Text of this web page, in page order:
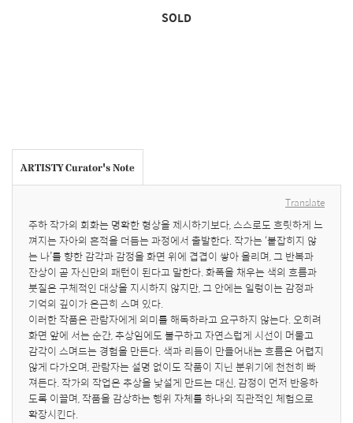
SOLD
ARTISTY Curator's Note
Translate
주하 작가의 회화는 명확한 형상을 제시하기보다, 스스로도 흐릿하게 느
껴지는 자아의 흔적을 더듬는 과정에서 출발한다. 작가는 ‘붙잡히지 않
는 나’를 향한 감각과 감정을 화면 위에 겹겹이 쌓아 올리며, 그 반복과
잔상이 곧 자신만의 패턴이 된다고 말한다. 화폭을 채우는 색의 흐름과
붓질은 구체적인 대상을 지시하지 않지만, 그 안에는 일렁이는 감정과
기억의 깊이가 은근히 스며 있다.
이러한 작품은 관람자에게 의미를 해독하라고 요구하지 않는다. 오히려
화면 앞에 서는 순간, 추상임에도 불구하고 자연스럽게 시선이 머물고
감각이 스며드는 경험을 만든다. 색과 리듬이 만들어내는 흐름은 어렵지
않게 다가오며, 관람자는 설명 없이도 작품이 지닌 분위기에 천천히 빠
져든다. 작가의 작업은 추상을 낯설게 만드는 대신, 감정이 먼저 반응하
도록 이끌며, 작품을 감상하는 행위 자체를 하나의 직관적인 체험으로
확장시킨다.